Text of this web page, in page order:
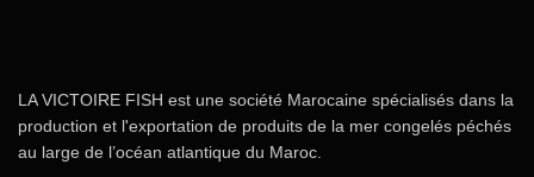
LA VICTOIRE FISH est une société Marocaine spécialisés dans la
production et l'exportation de produits de la mer congelés péchés
au large de l’océan atlantique du Maroc.